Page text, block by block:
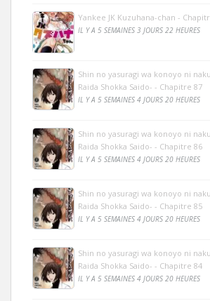
Yankee JK Kuzuhana-chan -
IL Y A 5 SEMAINES 3 JOURS 22 HEURES
Shin no yasuragi wa konoyo ni
Raida Shokka Saido- - Chapitre 87
IL Y A 5 SEMAINES 4 JOURS 20 HEURES
Shin no yasuragi wa konoyo ni
Raida Shokka Saido- - Chapitre 86
IL Y A 5 SEMAINES 4 JOURS 20 HEURES
Shin no yasuragi wa konoyo ni
Raida Shokka Saido- - Chapitre 85
IL Y A 5 SEMAINES 4 JOURS 20 HEURES
Shin no yasuragi wa konoyo ni
Raida Shokka Saido- - Chapitre 84
IL Y A 5 SEMAINES 4 JOURS 20 HEURES